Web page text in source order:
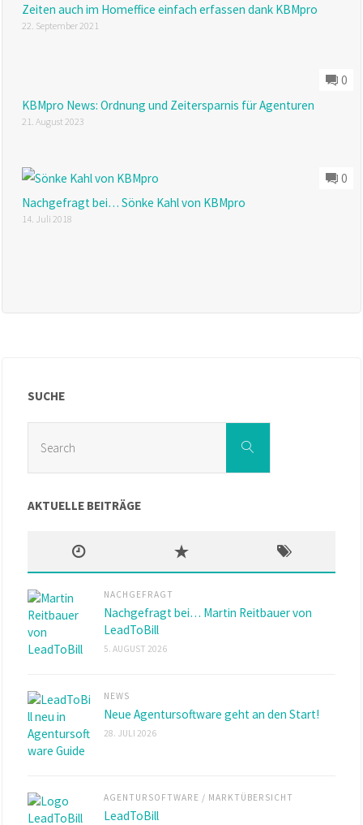
Zeiten auch im Homeffice einfach erfassen dank KBMpro
22. September 2021
0
KBMpro News: Ordnung und Zeitersparnis für Agenturen
21. August 2023
0
Nachgefragt bei… Sönke Kahl von KBMpro
14. Juli 2018
SUCHE
Search
AKTUELLE BEITRÄGE
NACHGEFRAGT
Nachgefragt bei… Martin Reitbauer von
LeadToBill
5. AUGUST 2026
NEWS
Neue Agentursoftware geht an den Start!
28. JULI 2026
AGENTURSOFTWARE / MARKTÜBERSICHT
LeadToBill